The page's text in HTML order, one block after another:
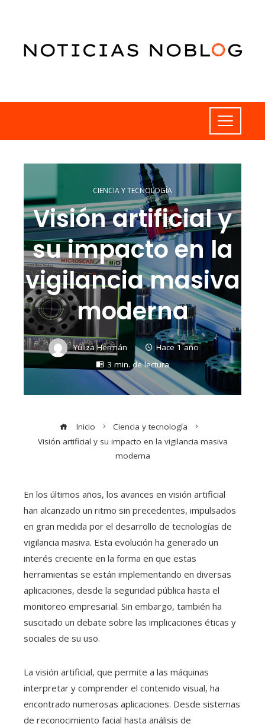
CIENCIA Y TECNOLOGÍA
Visión artificial y
su impacto en la
vigilancia masiva
moderna
Yuliza Hermán
Hace 1 año
3 min. de lectura
Inicio
Ciencia y tecnología
Visión artificial y su impacto en la vigilancia masiva
moderna
En los últimos años, los avances en visión artificial
han alcanzado un ritmo sin precedentes, impulsados
en gran medida por el desarrollo de tecnologías de
vigilancia masiva. Esta evolución ha generado un
interés creciente en la forma en que estas
herramientas se están implementando en diversas
aplicaciones, desde la seguridad pública hasta el
monitoreo empresarial. Sin embargo, también ha
suscitado un debate sobre las implicaciones éticas y
sociales de su uso.
La visión artificial, que permite a las máquinas
interpretar y comprender el contenido visual, ha
encontrado numerosas aplicaciones. Desde sistemas
de reconocimiento facial hasta análisis de